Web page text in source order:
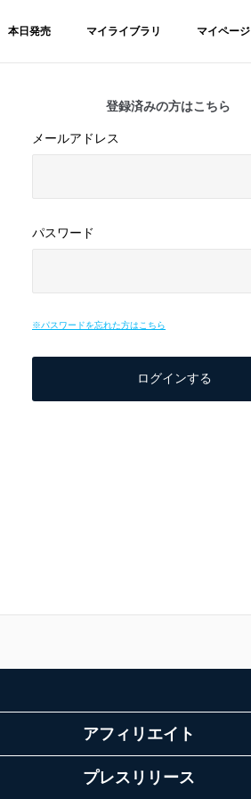
本日発売 マイライブラリ マイページ
登録済みの方はこちら
メールアドレス
パスワード
※パスワードを忘れた方はこちら
アフィリエイト
プレスリリース